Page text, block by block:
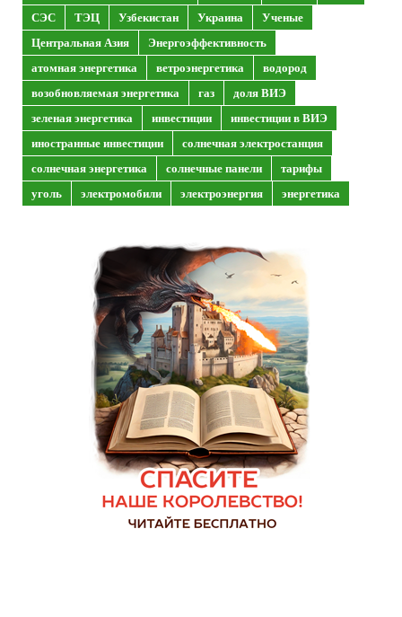
СЭС
ТЭЦ Узбекистан Украина
Ученые
Центральная Азия
Энергоэффективность
атомная энергетика
ветроэнергетика
водород
возобновляемая энергетика
газ
доля ВИЭ
зеленая энергетика
инвестиции
инвестиции в ВИЭ
иностранные инвестиции
солнечная электростанция
солнечная энергетика
солнечные панели
тарифы
уголь
электромобили электроэнергия энергетика